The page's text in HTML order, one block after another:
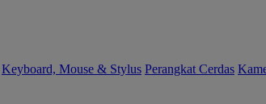
Keyboard, Mouse & Stylus Perangkat Cerdas